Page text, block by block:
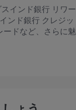
インド銀行 リワ
ンド銀行 クレジッ
ドなど、さらに